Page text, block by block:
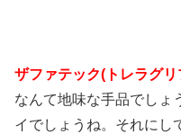
ザファテック(トレラグリ
なんて地味な手品でしょ
イでしょうね。それにし